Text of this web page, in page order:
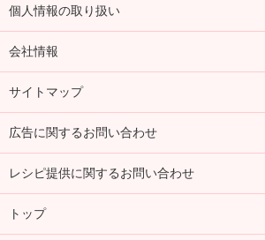
個人情報の取り扱い
会社情報
サイトマップ
広告に関するお問い合わせ
レシピ提供に関するお問い合わせ
トップ